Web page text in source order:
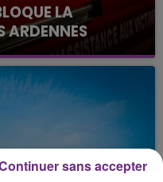
LA
ARDENNES
ce mercredi en
sans accepter